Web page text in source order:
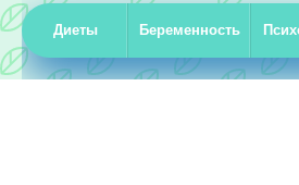
Диеты Беременность